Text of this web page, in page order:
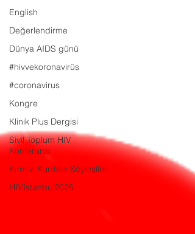
English
Değerlendirme
Dünya AIDS günü
#hivvekoronavirüs
#coronavirus
Kongre
Klinik Plus Dergisi
Sivil Toplum HIV
Konferansı
Kırmızı Kurdele Söyleşiler
HIVİstanbul2026